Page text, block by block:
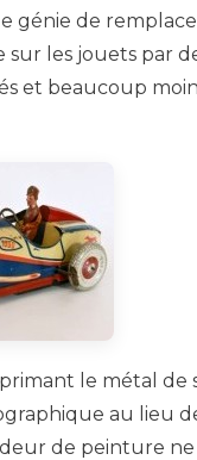
génie de
les jouets par
et beaucoup
le métal de
au lieu
de peinture ne